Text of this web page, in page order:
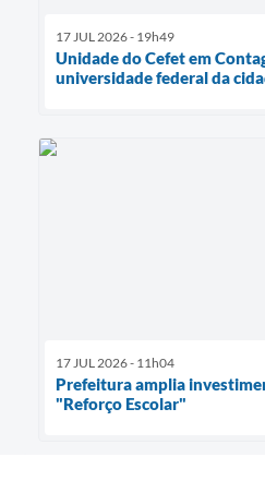
17 JUL 2026 - 19h49
Unidade do Cefet em
universidade federal da
17 JUL 2026 - 11h04
Prefeitura amplia
"Reforço Escolar"